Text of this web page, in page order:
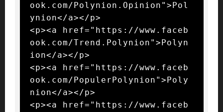
ook.com/Polynion.Opinion">Pol
ynion</a></p>
<p><a href="https://www.faceb
ook.com/Trend.Polynion">Polyn
ion</a></p>
<p><a href="https://www.faceb
ook.com/PopulerPolynion">Poly
nion</a></p>
<p><a href="https://www.faceb